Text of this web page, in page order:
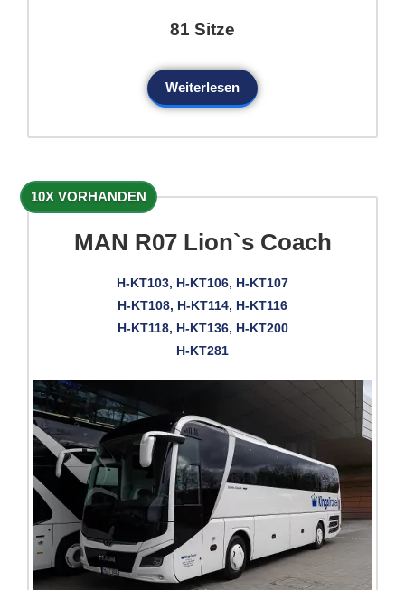
81 Sitze
Weiterlesen
10X VORHANDEN
MAN R07 Lion`s Coach
H-KT103, H-KT106, H-KT107
H-KT108, H-KT114, H-KT116
H-KT118, H-KT136, H-KT200
H-KT281